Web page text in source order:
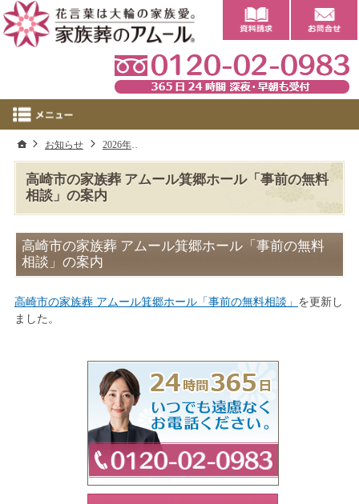
高崎市の家族葬 アムール箕郷ホール「事前の無料
相談」の案内
高崎市の家族葬 アムール箕郷ホール「事前の無料
相談」の案内
高崎市の家族葬 アムール箕郷ホール「事前の無料相談」 を更新し
ました。
ホーム
お知らせ 2026年